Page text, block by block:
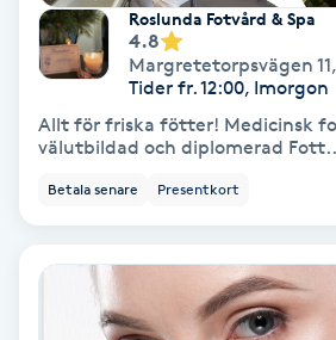
Megavolymfransar
Melasma
Mesoterapi
Microshading
Roslunda Fotvård & Spa
4.8
Margretetorpsvägen 11,
Tider fr. 12:00, Imorgon
Allt för friska fötter! Medicinsk fotvård utförd av
välutbildad och diplomerad
Betala senare Presentkort